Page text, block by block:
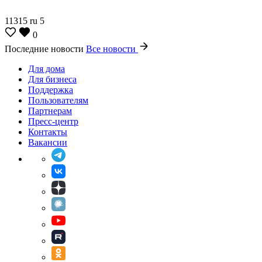
11315 ru 5
0
Последние новости Все новости
Для дома
Для бизнеса
Поддержка
Пользователям
Партнерам
Пресс-центр
Контакты
Вакансии